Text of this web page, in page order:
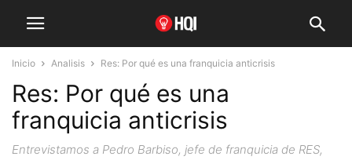
Inicio Analisis Res: Por qué es una franquicia anticrisis
Res: Por qué es una
franquicia anticrisis
Entrevistamos a Pedro Barbiso, jefe de franquicia de RES,